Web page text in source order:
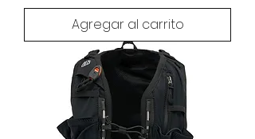
Agregar al carrito